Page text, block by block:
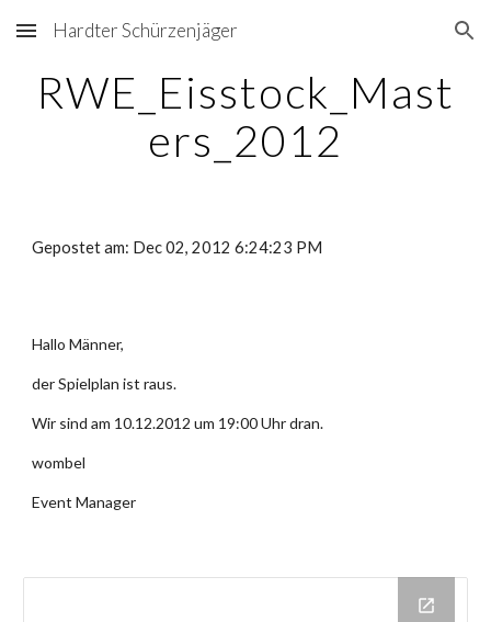
Skip to main content Skip to navigation
Hardter Schürzenjäger
RWE_Eisstock_Mast
ers_2012
Gepostet am: Dec 02, 2012 6:24:23 PM
Hallo Männer,
der Spielplan ist raus.
Wir sind am 10.12.2012 um 19:00 Uhr dran.
wombel
Event Manager